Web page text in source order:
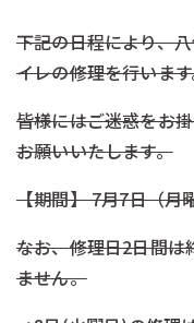
下記の日程により、
イレの修理を行いま
皆様にはご迷惑をお
お願いいたします。
【期間】 7月7日（月
なお、修理日2日間は
ません。